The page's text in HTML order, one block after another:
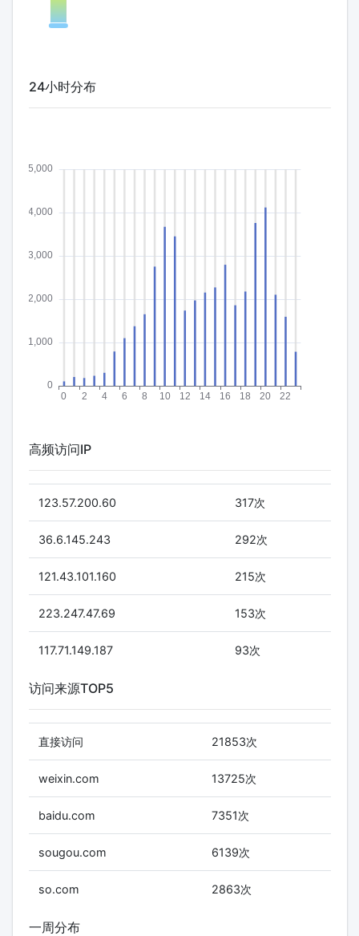
24小时分布
高频访问IP
123.57.200.60 317次
36.6.145.243 292次
121.43.101.160 215次
223.247.47.69 153次
117.71.149.187 93次
访问来源TOP5
直接访问 21853次
weixin.com 13725次
baidu.com 7351次
sougou.com 6139次
so.com 2863次
一周分布